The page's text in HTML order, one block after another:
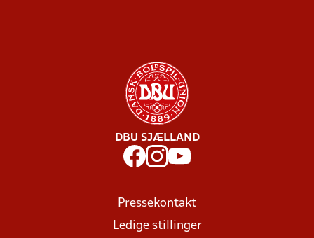
DBU SJÆLLAND
Pressekontakt
Ledige stillinger